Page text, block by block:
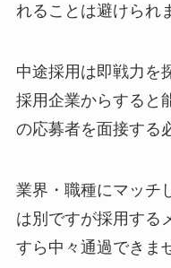
れることは避けられ
中途採用は即戦力を
採用企業からすると
の応募者を面接する
業界・職種にマッチ
は別ですが採用する
すら中々通過できま